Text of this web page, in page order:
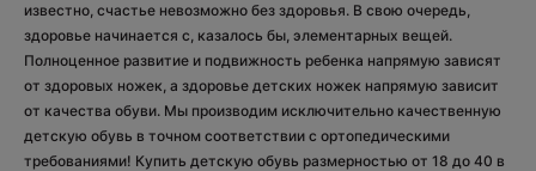
известно, счастье невозможно без здоровья. В свою очередь,
здоровье начинается с, казалось бы, элементарных вещей.
Полноценное развитие и подвижность ребенка напрямую зависят
от здоровых ножек, а здоровье детских ножек напрямую зависит
от качества обуви. Мы производим исключительно качественную
детскую обувь в точном соответствии с ортопедическими
требованиями! Купить детскую обувь размерностью от 18 до 40 в